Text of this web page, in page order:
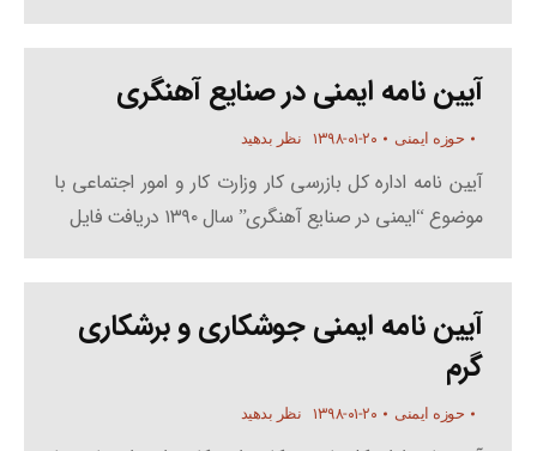
آیین نامه ایمنی در صنایع آهنگری
حوزه ایمنی ۱۳۹۸-۰۱-۲۰ نظر بدهید
آیین نامه اداره کل بازرسی کار وزارت کار و امور اجتماعی با
موضوع “ایمنی در صنایع آهنگری” سال ۱۳۹۰ دریافت فایل
آیین نامه ایمنی جوشکاری و برشکاری
گرم
حوزه ایمنی ۱۳۹۸-۰۱-۲۰ نظر بدهید